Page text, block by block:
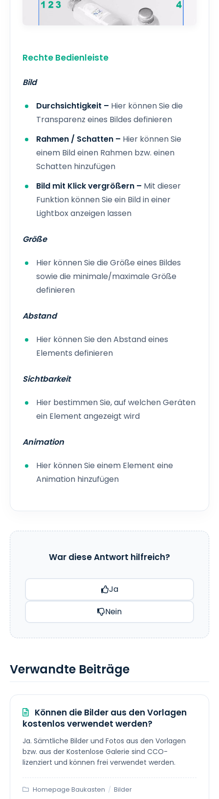
Rechte Bedienleiste
Bild
Durchsichtigkeit – Hier können Sie die
Transparenz eines Bildes definieren
Rahmen / Schatten – Hier können Sie
einem Bild einen Rahmen bzw. einen
Schatten hinzufügen
Bild mit Klick vergrößern – Mit dieser
Funktion können Sie ein Bild in einer
Lightbox anzeigen lassen
Größe
Hier können Sie die Größe eines Bildes
sowie die minimale/maximale Größe
definieren
Abstand
Hier können Sie den Abstand eines
Elements definieren
Sichtbarkeit
Hier bestimmen Sie, auf welchen Geräten
ein Element angezeigt wird
Animation
Hier können Sie einem Element eine
Animation hinzufügen
War diese Antwort hilfreich?
Ja
Nein
Verwandte Beiträge
Können die Bilder aus den Vorlagen
kostenlos verwendet werden?
Ja. Sämtliche Bilder und Fotos aus den Vorlagen
bzw. aus der Kostenlose Galerie sind CCO-
lizenziert und können frei verwendet werden.
Homepage Baukasten / Bilder